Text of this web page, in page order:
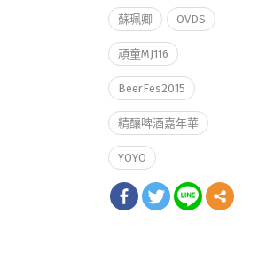
蘇珮卿 OVDS
頑童MJ116
BeerFes2015
精釀啤酒嘉年華
YOYO